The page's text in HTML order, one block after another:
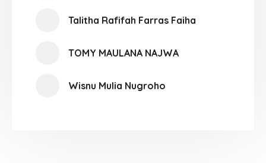
Talitha Rafifah Farras Faiha
TOMY MAULANA NAJWA
Wisnu Mulia Nugroho